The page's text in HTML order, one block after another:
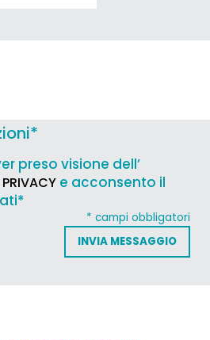
*
preso visione dell’
e acconsento il
* campi obbligatori